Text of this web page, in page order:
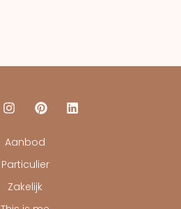
Aanbod
Particulier
Zakelijk